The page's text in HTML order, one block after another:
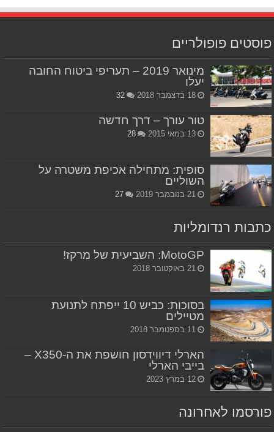
פוסטים פופולריים
מינואר 2019 – תעריפי ביטוח החובה
יעלו
18 בדצמבר 2018 32
טור עורך – דרך חדשה
13 במאי 2015 28
סופית: מתחילה אכיפת משטרה על
השוליים
21 בנובמבר 2019 27
כתבות רנדומליות
MotoGP: השביעית של מרקז!
21 באוקטובר 2018
בסוכות: כביש 10 ייפתח לתנועת
מטיילים
11 בספטמבר 2018
הארלי דיווידסון חושפת את ה-X350 –
בייבי הארלי
12 במרץ 2023
פורסמו לאחרונה